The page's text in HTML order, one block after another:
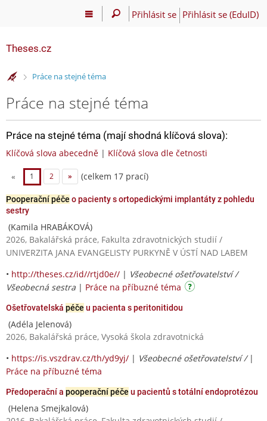
Přihlásit se Přihlásit se (EduID)
Theses.cz
>Práce na stejné téma
Práce na stejné téma
Práce na stejné téma (mají shodná klíčová slova):
Klíčová slova abecedně | Klíčová slova dle četnosti
« 1 2 » (celkem 17 prací)
Pooperační péče o pacienty s ortopedickými implantáty z pohledu
sestry
(Kamila HRABÁKOVÁ)
2026, Bakalářská práce, Fakulta zdravotnických studií /
UNIVERZITA JANA EVANGELISTY PURKYNĚ V ÚSTÍ NAD LABEM
• http://theses.cz/id//rtjd0e// | Všeobecné ošetřovatelství /
Všeobecná sestra | Práce na příbuzné téma
Ošetřovatelská péče u pacienta s peritonitidou
(Adéla Jelenová)
2026, Bakalářská práce, Vysoká škola zdravotnická
• https://is.vszdrav.cz/th/yd9yj/ | Všeobecné ošetřovatelství / |
Práce na příbuzné téma
Předoperační a pooperační péče u pacientů s totální endoprotézou
(Helena Smejkalová)